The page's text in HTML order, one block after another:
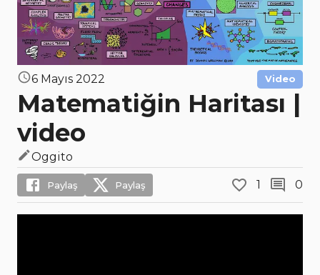
6 Mayıs 2022 Video
Matematiğin Haritası |
video
Oggito
Paylaş Paylaş 1 0